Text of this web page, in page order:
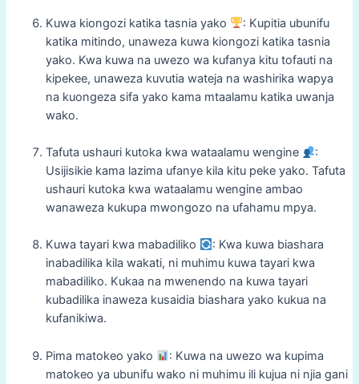
Kuwa kiongozi katika tasnia yako
: Kupitia ubunifu
katika mitindo, unaweza kuwa kiongozi katika tasnia
yako. Kwa kuwa na uwezo wa kufanya kitu tofauti na
kipekee, unaweza kuvutia wateja na washirika wapya
na kuongeza sifa yako kama mtaalamu katika uwanja
wako.
Tafuta ushauri kutoka kwa wataalamu wengine
:
Usijisikie kama lazima ufanye kila kitu peke yako. Tafuta
ushauri kutoka kwa wataalamu wengine ambao
wanaweza kukupa mwongozo na ufahamu mpya.
Kuwa tayari kwa mabadiliko
: Kwa kuwa biashara
inabadilika kila wakati, ni muhimu kuwa tayari kwa
mabadiliko. Kukaa na mwenendo na kuwa tayari
kubadilika inaweza kusaidia biashara yako kukua na
kufanikiwa.
Pima matokeo yako
: Kuwa na uwezo wa kupima
matokeo ya ubunifu wako ni muhimu ili kujua ni njia gani